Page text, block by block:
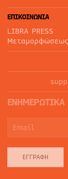
ΕΠΙΚΟΙΝΩΝΙΑ
LIBRA PRESS
ΕΝΗΜΕΡΩΤΙΚΑ
ΕΓΓΡΑΦΉ